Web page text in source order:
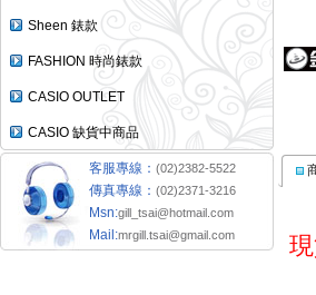
Sheen 錶款
FASHION 時尚錶款
CASIO OUTLET
CASIO 缺貨中商品
客服專線： (02)2382-5522
傳真專線： (02)2371-3216
Msn:gill_tsai@hotmail.com
Mail:mrgill.tsai@gmail.com